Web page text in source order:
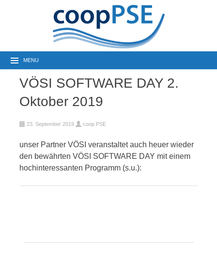
MENU
VÖSI SOFTWARE DAY 2.
Oktober 2019
23. September 2019 coop PSE
unser Partner VÖSI veranstaltet auch heuer wieder
den bewährten VÖSI SOFTWARE DAY mit einem
hochinteressanten Programm (s.u.):